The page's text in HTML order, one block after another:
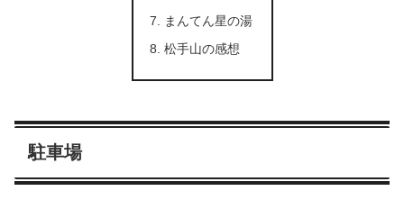
まんてん星の湯
松手山の感想
駐車場